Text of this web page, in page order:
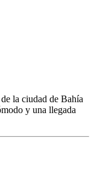
la ciudad de Bahía
y una llegada